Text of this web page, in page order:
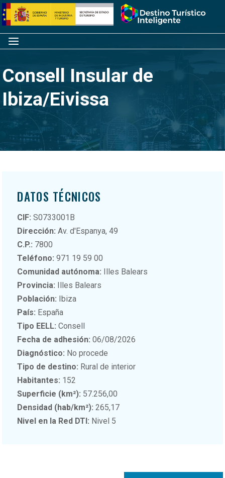
Saltar
al
contenido
Inicio
Menú
Consell Insular de
Ibiza/Eivissa
DATOS TÉCNICOS
CIF: S0733001B
Dirección: Av. d'Espanya, 49
C.P.: 7800
Teléfono: 971 19 59 00
Comunidad autónoma: Illes Balears
Provincia: Illes Balears
Población: Ibiza
País: España
Tipo EELL: Consell
Fecha de adhesión: 06/08/2026
Diagnóstico: No procede
Tipo de destino: Rural de interior
Habitantes: 152
Superficie (km²): 57.256,00
Densidad (hab/km²): 265,17
Nivel en la Red DTI: Nivel 5